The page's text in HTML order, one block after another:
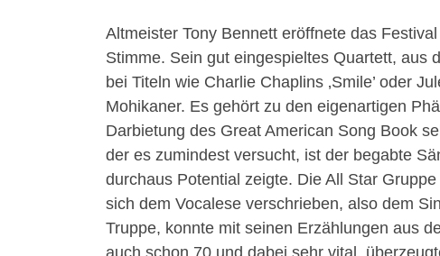
Altmeister Tony Bennett eröffnete das
Stimme. Sein gut eingespieltes Quartett, aus
bei Titeln wie Charlie Chaplins ‚Smile’ oder
Mohikaner. Es gehört zu den eigenartigen
Darbietung des Great American Song Book
der es zumindest versucht, ist der begabte
durchaus Potential zeigte. Die All Star
sich dem Vocalese verschrieben, also dem
Truppe, konnte mit seinen Erzählungen aus
auch schon 70 und dabei sehr vital,